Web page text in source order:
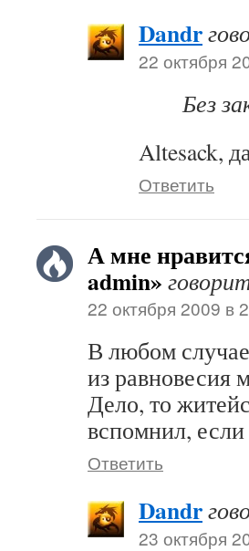
Dandr
22 октября
Без
Altesack,
Ответить
А мне
admin»
22 октября 2009 в
В любом
из равновесия
Дело, то
вспомнил, если
Ответить
Dandr
23 октября